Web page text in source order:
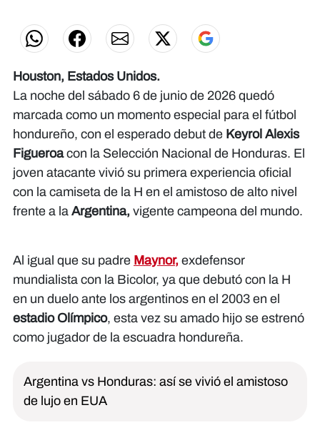
Houston, Estados Unidos.
La noche del sábado 6 de junio de 2026 quedó
marcada como un momento especial para el fútbol
hondureño, con el esperado debut de Keyrol Alexis
Figueroacon la Selección Nacional de Honduras. El
joven atacante vivió su primera experiencia oficial
con la camiseta de la H en el amistoso de alto nivel
frente a la Argentina, vigente campeona del mundo.
Al igual que su padre Maynor, exdefensor
mundialista con la Bicolor, ya que debutó con la H
en un duelo ante los argentinos en el 2003 en el
estadio Olímpico, esta vez su amado hijo se estrenó
como jugador de la escuadra hondureña.
Argentina vs Honduras: así se vivió el amistoso
de lujo en EUA